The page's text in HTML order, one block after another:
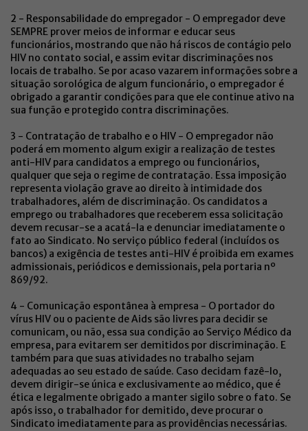
2 - Responsabilidade do empregador - O empregador deve
SEMPRE prover meios de informar e educar seus
funcionários, mostrando que não há riscos de contágio pelo
HIV no contato social, e assim evitar discriminações nos
locais de trabalho. Se por acaso vazarem informações sobre a
situação sorológica de algum funcionário, o empregador é
obrigado a garantir condições para que ele continue ativo na
sua função e protegido contra discriminações.
3 - Contratação de trabalho e o HIV - O empregador não
poderá em momento algum exigir a realização de testes
anti-HIV para candidatos a emprego ou funcionários,
qualquer que seja o regime de contratação. Essa imposição
representa violação grave ao direito à intimidade dos
trabalhadores, além de discriminação. Os candidatos a
emprego ou trabalhadores que receberem essa solicitação
devem recusar-se a acatá-la e denunciar imediatamente o
fato ao Sindicato. No serviço público federal (incluídos os
bancos) a exigência de testes anti-HIV é proibida em exames
admissionais, periódicos e demissionais, pela portaria nº
869/92.
4 - Comunicação espontânea à empresa - O portador do
vírus HIV ou o paciente de Aids são livres para decidir se
comunicam, ou não, essa sua condição ao Serviço Médico da
empresa, para evitarem ser demitidos por discriminação. E
também para que suas atividades no trabalho sejam
adequadas ao seu estado de saúde. Caso decidam fazê-lo,
devem dirigir-se única e exclusivamente ao médico, que é
ética e legalmente obrigado a manter sigilo sobre o fato. Se
após isso, o trabalhador for demitido, deve procurar o
Sindicato imediatamente para as providências necessárias.